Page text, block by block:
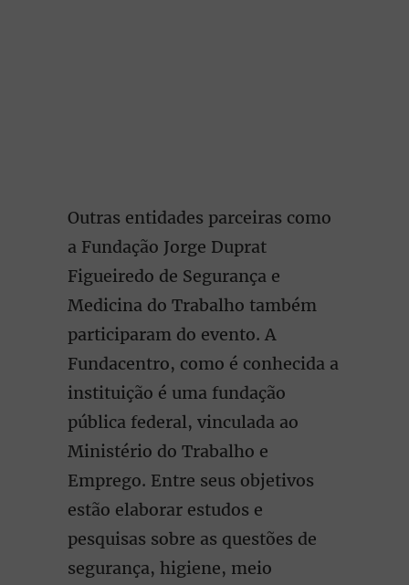
Outras entidades parceiras como
a Fundação Jorge Duprat
Figueiredo de Segurança e
Medicina do Trabalho também
participaram do evento. A
Fundacentro, como é conhecida a
instituição é uma fundação
pública federal, vinculada ao
Ministério do Trabalho e
Emprego. Entre seus objetivos
estão elaborar estudos e
pesquisas sobre as questões de
segurança, higiene, meio